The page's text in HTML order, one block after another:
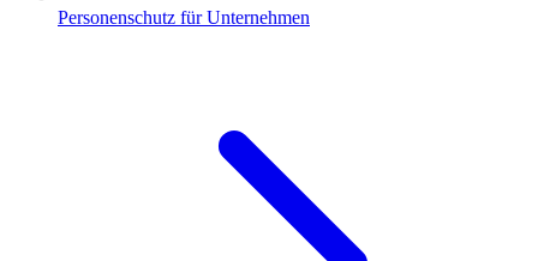
Personenschutz für Unternehmen